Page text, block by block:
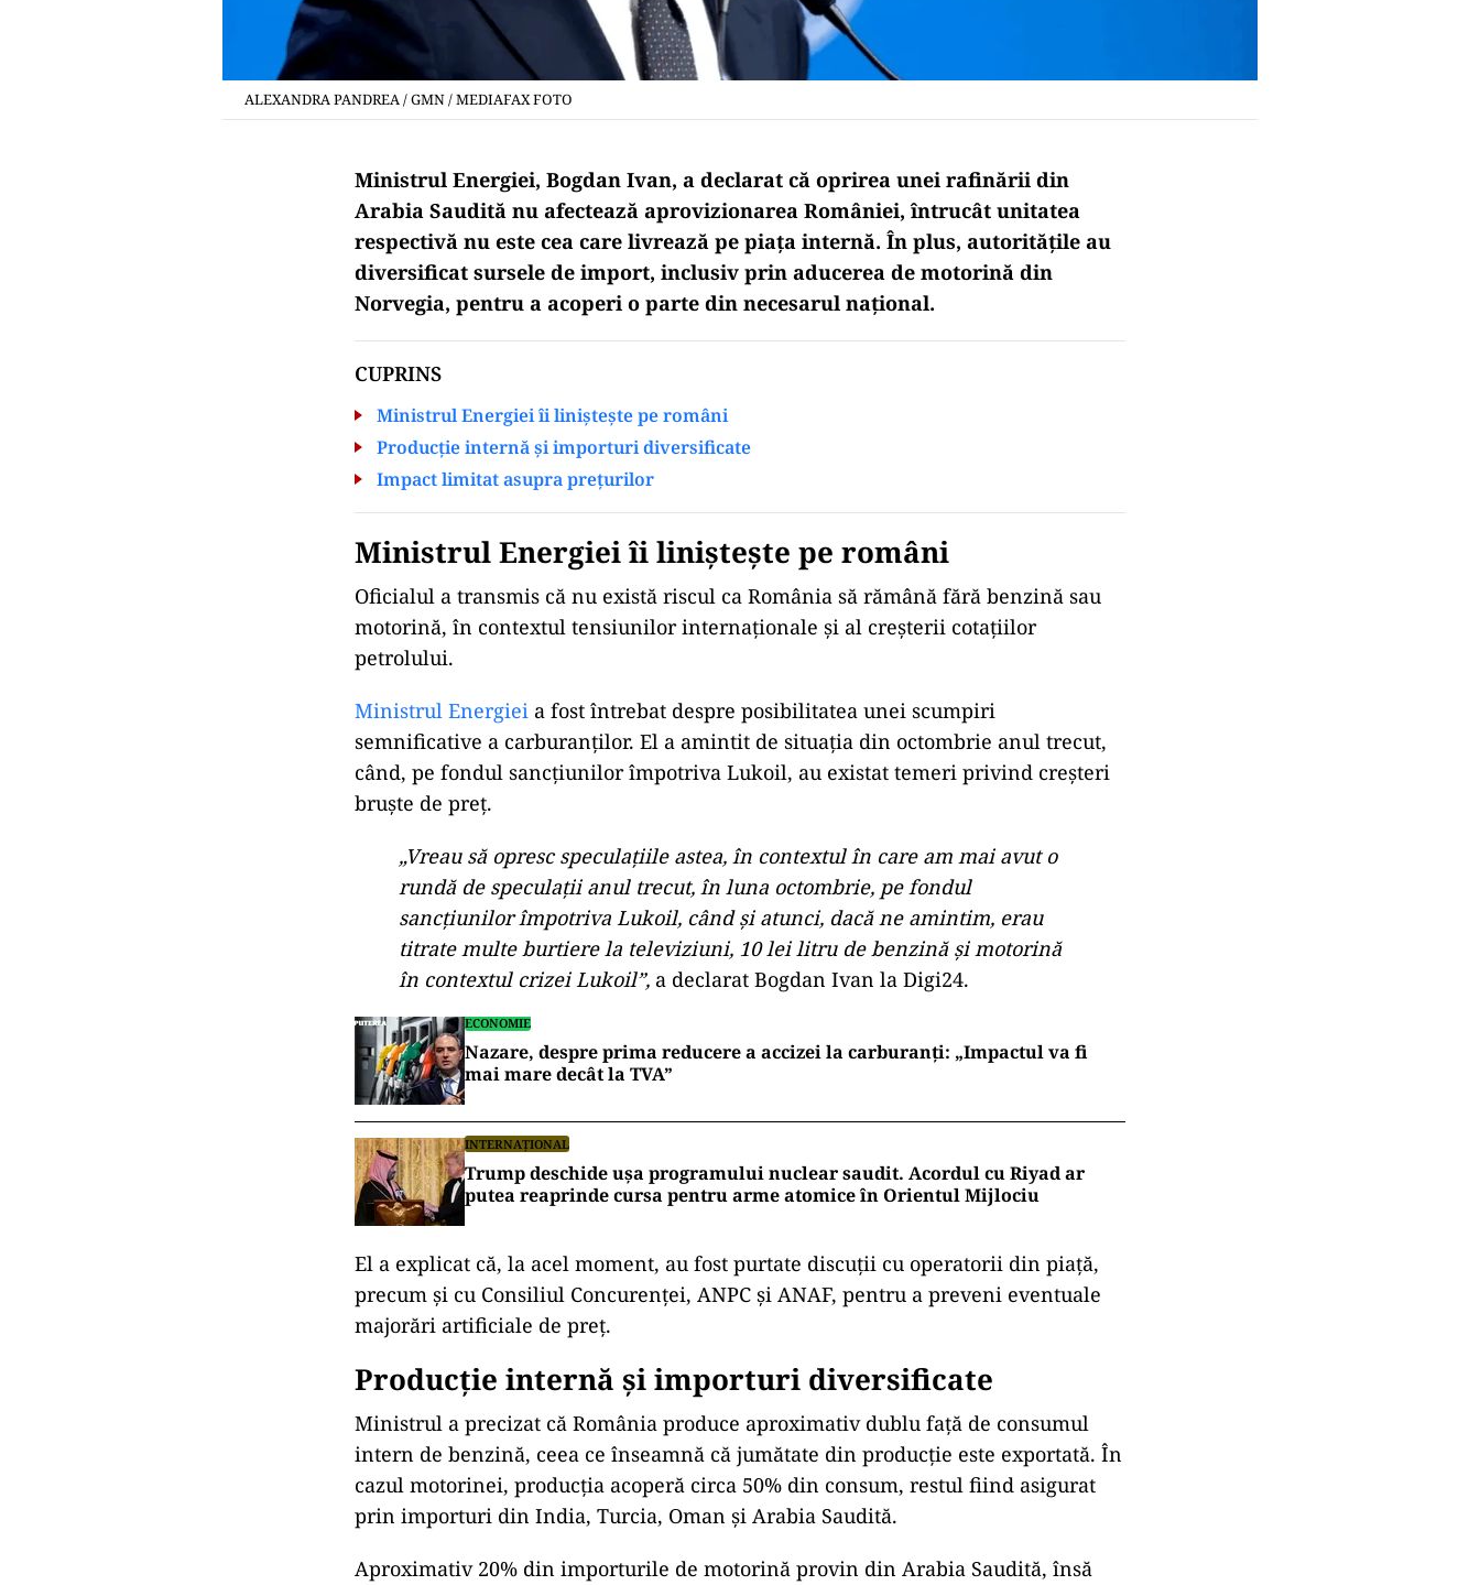
ALEXANDRA PANDREA / GMN / MEDIAFAX FOTO
Ministrul Energiei, Bogdan Ivan, a declarat că oprirea unei rafinării din
Arabia Saudită nu afectează aprovizionarea României, întrucât unitatea
respectivă nu este cea care livrează pe piața internă. În plus, autoritățile au
diversificat sursele de import, inclusiv prin aducerea de motorină din
Norvegia, pentru a acoperi o parte din necesarul național.
CUPRINS
Ministrul Energiei îi liniștește pe români
Producție internă și importuri diversificate
Impact limitat asupra prețurilor
ad
Ministrul Energiei îi liniștește pe români
Oficialul a transmis că nu există riscul ca România să rămână fără benzină sau
petrolului.
Ministrul Energieia fost întrebat despre posibilitatea unei scumpiri
semnificative a carburanților. El a amintit de situația din octombrie anul trecut,
când, pe fondul sancțiunilor împotriva Lukoil, au existat temeri privind creșteri
bruște de preț.
„Vreau să opresc speculaţiile astea, în contextul în care am mai avut o
rundă de speculaţii anul trecut, în luna octombrie, pe fondul
sancţiunilor împotriva Lukoil, când şi atunci, dacă ne amintim, erau
titrate multe burtiere la televiziuni, 10 lei litru de benzină şi motorină
ECONOMIE
Nazare, despre prima reducere a accizei la carburanți: „Impactul va fi
mai mare decât la TVA”
INTERNAȚIONAL
putea reaprinde cursa pentru arme atomice în Orientul Mijlociu